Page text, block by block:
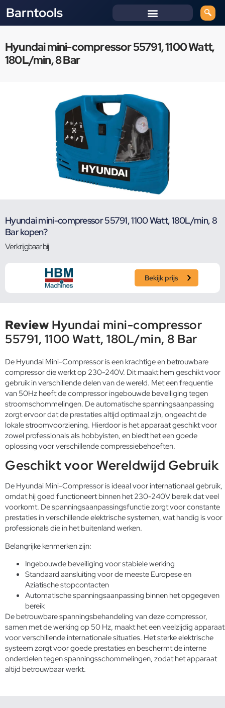
Barntools
Hyundai mini-compressor 55791, 1100 Watt,
180L/min, 8 Bar
Hyundai mini-compressor 55791, 1100 Watt, 180L/min, 8
Bar kopen?
Verkrijgbaar bij
Bekijk prijs
Review Hyundai mini-compressor
55791, 1100 Watt, 180L/min, 8 Bar
De Hyundai Mini-Compressor is een krachtige en betrouwbare
compressor die werkt op 230-240V. Dit maakt hem geschikt voor
gebruik in verschillende delen van de wereld. Met een frequentie
van 50Hz heeft de compressor ingebouwde beveiliging tegen
stroomschommelingen. De automatische spanningsaanpassing
zorgt ervoor dat de prestaties altijd optimaal zijn, ongeacht de
lokale stroomvoorziening. Hierdoor is het apparaat geschikt voor
zowel professionals als hobbyisten, en biedt het een goede
oplossing voor verschillende compressiebehoeften.
Geschikt voor Wereldwijd Gebruik
De Hyundai Mini-Compressor is ideaal voor internationaal gebruik,
omdat hij goed functioneert binnen het 230-240V bereik dat veel
voorkomt. De spanningsaanpassingsfunctie zorgt voor constante
prestaties in verschillende elektrische systemen, wat handig is voor
professionals die in het buitenland werken.
Belangrijke kenmerken zijn:
Ingebouwde beveiliging voor stabiele werking
Standaard aansluiting voor de meeste Europese en
Aziatische stopcontacten
Automatische spanningsaanpassing binnen het opgegeven
bereik
De betrouwbare spanningsbehandeling van deze compressor,
samen met de werking op 50 Hz, maakt het een veelzijdig apparaat
voor verschillende internationale situaties. Het sterke elektrische
systeem zorgt voor goede prestaties en beschermt de interne
onderdelen tegen spanningsschommelingen, zodat het apparaat
altijd betrouwbaar werkt.